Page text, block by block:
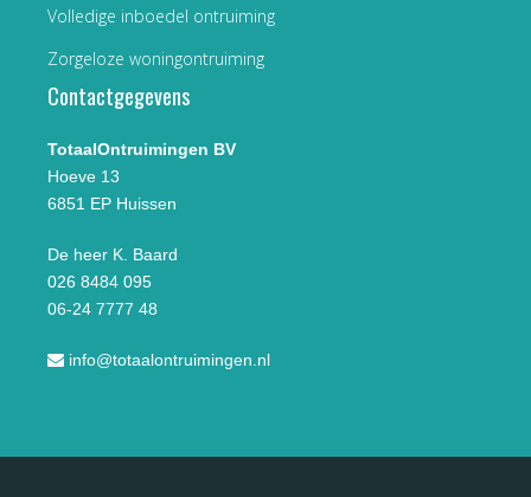
Volledige inboedel ontruiming
Zorgeloze woningontruiming
Contactgegevens
TotaalOntruimingen BV
Hoeve 13
6851 EP Huissen
De heer K. Baard
026 8484 095
06-24 7777 48
info@totaalontruimingen.nl